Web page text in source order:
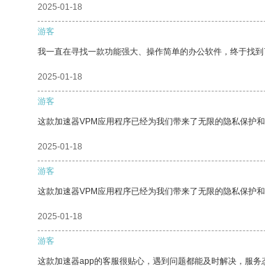
2025-01-18
游客
我一直在寻找一款功能强大、操作简单的办公软件，终于找
2025-01-18
游客
这款加速器VPM应用程序已经为我们带来了无限的隐私保护和
2025-01-18
游客
这款加速器VPM应用程序已经为我们带来了无限的隐私保护和
2025-01-18
游客
这款加速器app的客服很贴心，遇到问题都能及时解决，服务